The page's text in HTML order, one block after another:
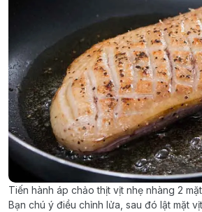
Tiến hành áp chảo thịt vịt nhẹ nhàng 2
Bạn chú ý điều chỉnh lửa, sau đó lật mặt